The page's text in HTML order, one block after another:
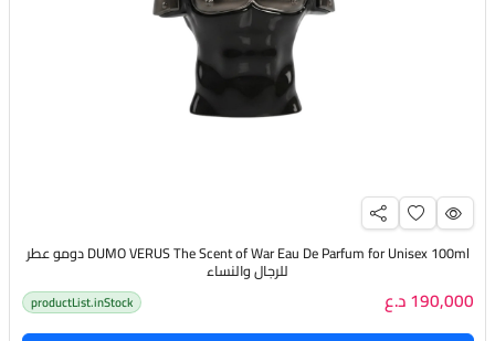
DUMO VERUS The Scent of War Eau De Parfum for Unisex 100ml دومو عطر
للرجال والنساء
190,000 د.ع productList.inStock